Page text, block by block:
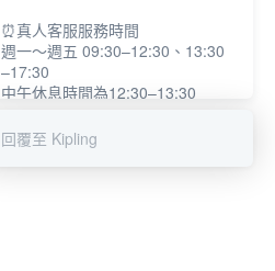
⏰真人客服服務時間
週一～週五 09:30–12:30、13:30
–17:30
中午休息時間為12:30–13:30
提醒您：系統會自動已讀訊息，如
回覆至 Kipling